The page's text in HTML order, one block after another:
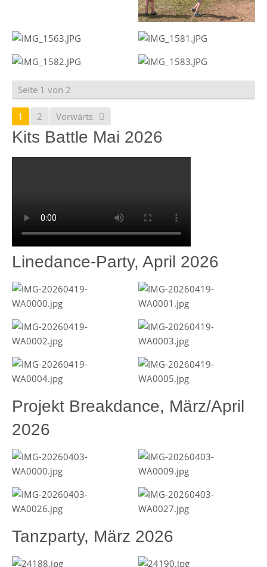
Seite 1 von 2
1 2 Vorwärts
Kits Battle Mai 2026
Linedance-Party, April 2026
Projekt Breakdance, März/April
2026
Tanzparty, März 2026